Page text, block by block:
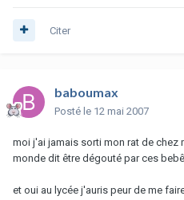
Citer
baboumax
Posté le 12 mai 2007
moi j'ai jamais sorti mon rat de chez
monde dit être dégouté par ces
et oui au lycée j'auris peur de me